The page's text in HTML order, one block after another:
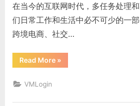
隐
患！”
在当今的互联网时代，多任务处理
们日常工作和生活中必不可少的一
跨境电商、社交…
Read More“想
了
开
»
VMLogin